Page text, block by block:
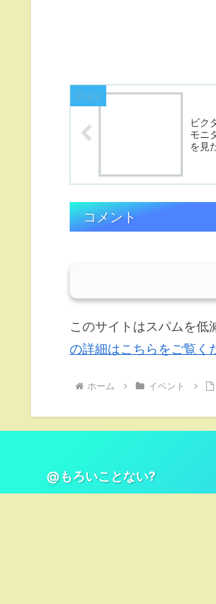
ビク
モニ
を見
コメント
このサイトはスパムを低
の詳細はこちらをご覧く
ホーム イベント
@もろいことない?